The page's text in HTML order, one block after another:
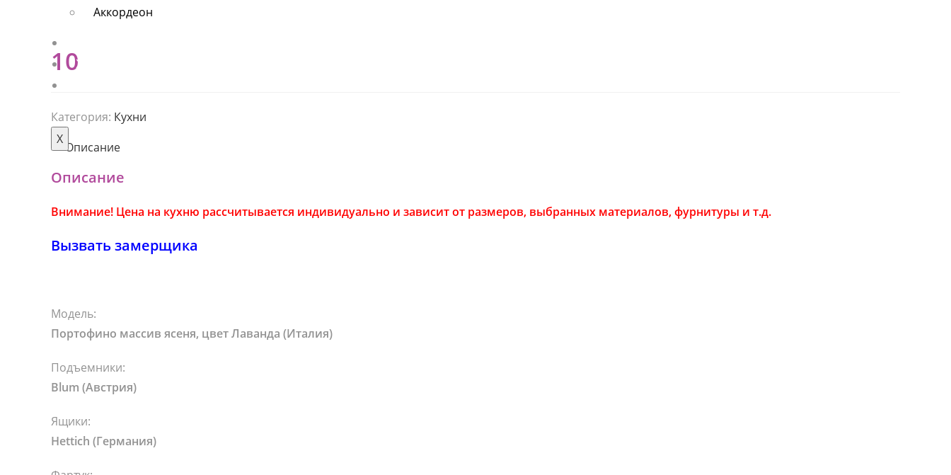
Аккордеон
Хром-мебель
X
10
Категория: Кухни
Описание
Описание
Внимание! Цена на кухню рассчитывается индивидуально и зависит от размеров, выбранных материалов, фурнитуры и т.д.
Вызвать замерщика
Модель:
Портофино массив ясеня, цвет Лаванда (Италия)
Подъемники:
Blum (Австрия)
Ящики:
Hettich (Германия)